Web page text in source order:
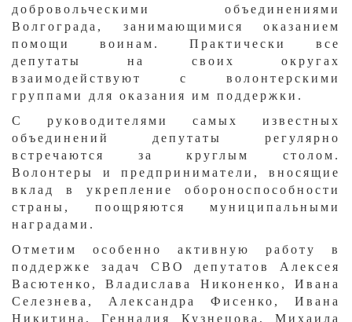
добровольческими объединениями
Волгограда, занимающимися оказанием
помощи воинам. Практически все
депутаты на своих округах
взаимодействуют с волонтерскими
группами для оказания им поддержки.
С руководителями самых известных
объединений депутаты регулярно
встречаются за круглым столом.
Волонтеры и предприниматели, вносящие
вклад в укрепление обороноспособности
страны, поощряются муниципальными
наградами.
Отметим особенно активную работу в
поддержке задач СВО депутатов Алексея
Васютенко, Владислава Никоненко, Ивана
Селезнева, Александра Фисенко, Ивана
Никитина, Геннадия Кузнецова, Михаила